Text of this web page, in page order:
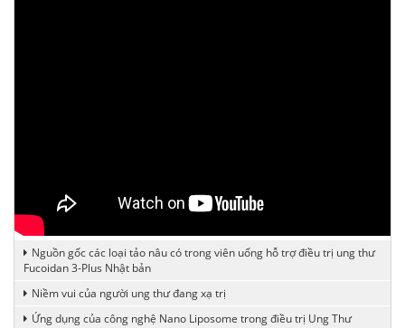
Nguồn gốc các loại tảo nâu có trong viên uống hỗ trợ điều trị ung thư
Fucoidan 3-Plus Nhật bản
Niềm vui của người ung thư đang xạ trị
Ứng dụng của công nghệ Nano Liposome trong điều trị Ung Thư